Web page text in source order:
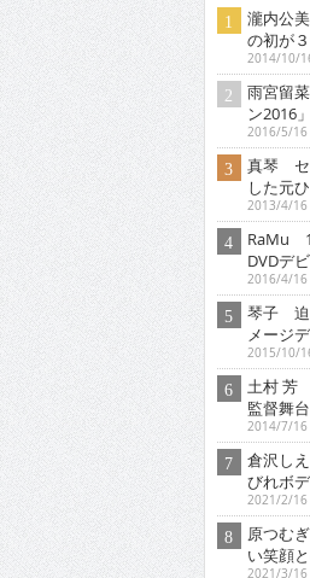
瀧内公
の初が
2014/10/
雨宮留
ン2016
2016/5/16
真琴 セ
した元
2013/4/16
RaMu
DVDデ
2016/4/16
琴子 迫
メージ
2015/10/
土村 芳
監督舞
2014/7/16
倉沢し
びれボ
2021/2/16
原つむ
い笑顔
2021/3/16